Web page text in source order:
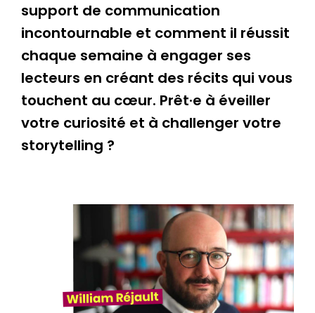
support de communication
incontournable et comment il réussit
chaque semaine à engager ses
lecteurs en créant des récits qui vous
touchent au cœur. Prêt·e à éveiller
votre curiosité et à challenger votre
storytelling ?